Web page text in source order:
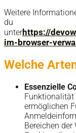
Weitere
du
unterhttps://
im-browser-
Welche
Essenzielle
Funktionalität
ermöglichen
Bereichen der